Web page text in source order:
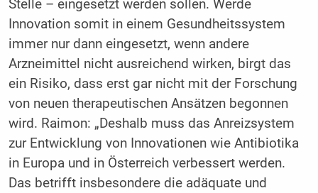
Stelle – eingesetzt werden sollen. Werde
Innovation somit in einem Gesundheitssystem
immer nur dann eingesetzt, wenn andere
Arzneimittel nicht ausreichend wirken, birgt das
ein Risiko, dass erst gar nicht mit der Forschung
von neuen therapeutischen Ansätzen begonnen
wird. Raimon: „Deshalb muss das Anreizsystem
zur Entwicklung von Innovationen wie Antibiotika
in Europa und in Österreich verbessert werden.
Das betrifft insbesondere die adäquate und